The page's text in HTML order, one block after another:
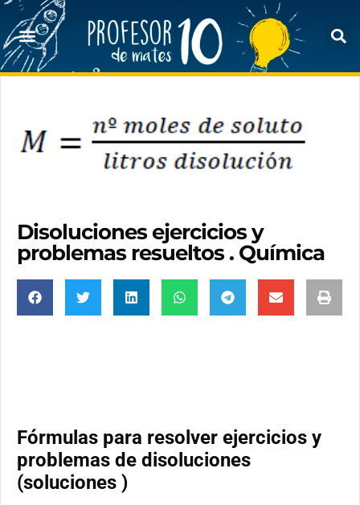
Disoluciones ejercicios y
problemas resueltos . Química
Fórmulas para resolver ejercicios y
problemas de disoluciones
(soluciones )